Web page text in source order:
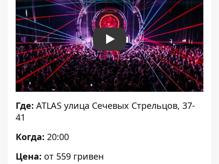
Play
Где: ATLAS улица Сечевых Стрельцов, 37-
41
Когда: 20:00
Цена: от 559 гривен